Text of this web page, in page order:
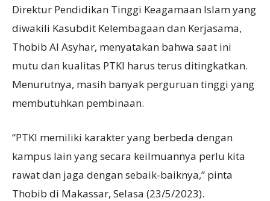
Direktur Pendidikan Tinggi Keagamaan Islam yang
diwakili Kasubdit Kelembagaan dan Kerjasama,
Thobib Al Asyhar, menyatakan bahwa saat ini
mutu dan kualitas PTKI harus terus ditingkatkan.
Menurutnya, masih banyak perguruan tinggi yang
membutuhkan pembinaan.
“PTKI memiliki karakter yang berbeda dengan
kampus lain yang secara keilmuannya perlu kita
rawat dan jaga dengan sebaik-baiknya,” pinta
Thobib di Makassar, Selasa (23/5/2023).